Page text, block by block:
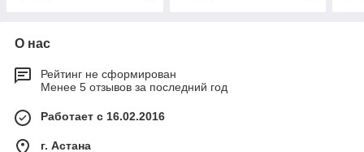
О нас
Рейтинг не сформирован
Менее 5 отзывов за последний год
Работает с 16.02.2016
г. Астана